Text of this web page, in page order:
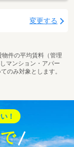
変更する
件の平均賃料（管理
マンション・アパー
のみ対象とします。
！